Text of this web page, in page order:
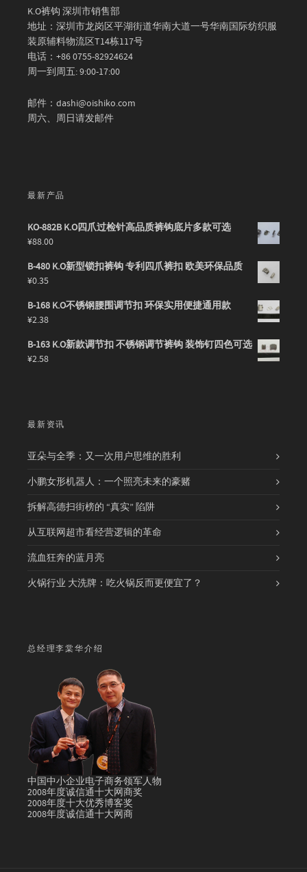
K.O裤钩 深圳市销售部
地址：深圳市龙岗区平湖街道华南大道一号华南国际纺织服
装原辅料物流区T14栋117号
电话：+86 0755-82924624
周一到周五: 9:00-17:00
邮件：dashi@oishiko.com
周六、周日请发邮件
最新产品
KO-882B K.O四爪过检针高品质裤钩底片多款可选
¥88.00
B-480 K.O新型锁扣裤钩 专利四爪裤扣 欧美环保品质
¥0.35
B-168 K.O不锈钢腰围调节扣 环保实用便捷通用款
¥2.38
B-163 K.O新款调节扣 不锈钢调节裤钩 装饰钉四色可选
¥2.58
最新资讯
亚朵与全季：又一次用户思维的胜利
小鹏女形机器人：一个照亮未来的豪赌
拆解高德扫街榜的 “真实” 陷阱
从互联网超市看经营逻辑的革命
流血狂奔的蓝月亮
火锅行业 大洗牌：吃火锅反而更便宜了？
总经理李棠华介绍
中国中小企业电子商务领军人物
2008年度诚信通十大网商奖
2008年度十大优秀博客奖
2008年度诚信通十大网商